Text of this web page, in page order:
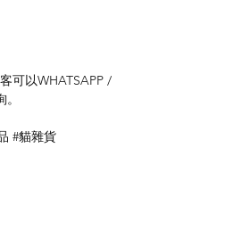
可以WHATSAPP /
#貓雜貨